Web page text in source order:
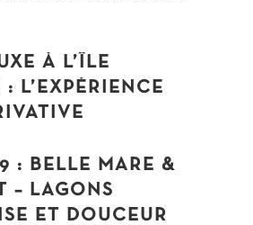
À
L’ÎLE
:
L’EXPÉRIENCE
: BELLE MARE &
– LAGONS
ET DOUCEUR